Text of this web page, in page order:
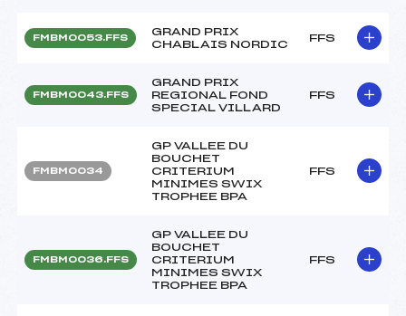
FMBM0053.FFS
GRAND PRIX
CHABLAIS NORDIC
FFS
FMBM0043.FFS
GRAND PRIX
REGIONAL FOND
SPECIAL VILLARD
FFS
FMBM0034
GP VALLEE DU
BOUCHET
CRITERIUM
MINIMES SWIX
TROPHEE BPA
FFS
FMBM0036.FFS
GP VALLEE DU
BOUCHET
CRITERIUM
MINIMES SWIX
TROPHEE BPA
FFS